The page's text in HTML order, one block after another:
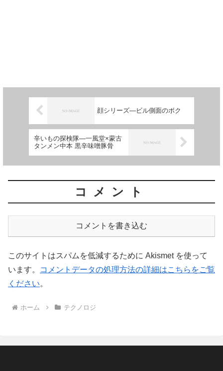
顔シリーズ―ビル側面のボク
辛いもの探検隊―一風堂×蒙古
タンメン中本 黒辛味噌豚骨
コメント
コメントを書き込む
このサイトはスパムを低減するために Akismet を使って
います。
コメントデータの処理方法の詳細はこちらをご覧
ください。
ホーム テクノロジ